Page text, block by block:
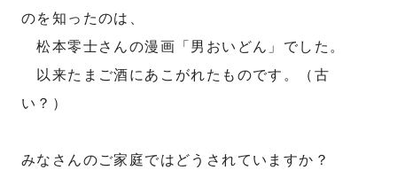
のを知ったのは、
松本零士さんの漫画「男おいどん」でした。
以来たまご酒にあこがれたものです。（古
い？）
みなさんのご家庭ではどうされていますか？